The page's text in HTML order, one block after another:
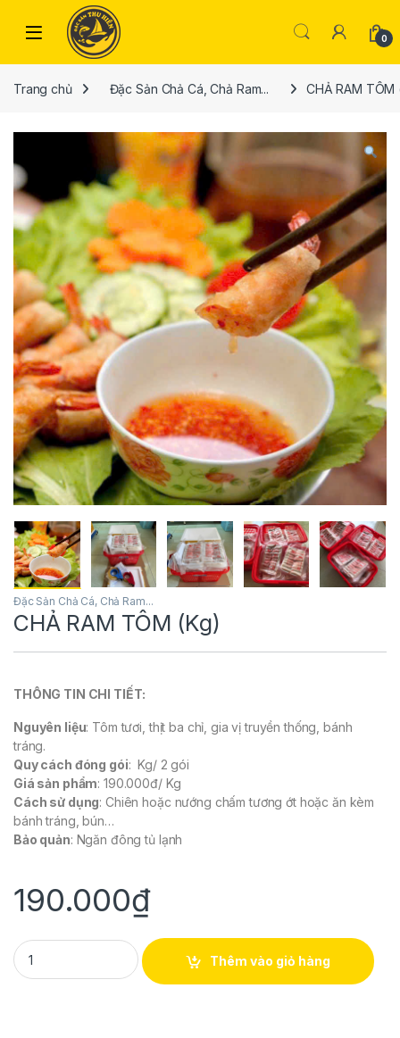
Skip to navigation
Skip to content
Open 0
Trang chủ Đặc Sản Chả Cá, Chả Ram... CHẢ RAM TÔM
Đặc Sản Chả Cá, Chả Ram...
CHẢ RAM TÔM (Kg)
THÔNG TIN CHI TIẾT:
Nguyên liệu: Tôm tươi, thịt ba chỉ, gia vị truyền thống, bánh
tráng.
Quy cách đóng gói: Kg/ 2 gói
Giá sản phẩm: 190.000đ/ Kg
Cách sử dụng: Chiên hoặc nướng chấm tương ớt hoặc ăn kèm
bánh tráng, bún…
Bảo quản: Ngăn đông tủ lạnh
190.000₫
CHẢ RAM TÔM (Kg) quantity
Thêm vào giỏ hàng